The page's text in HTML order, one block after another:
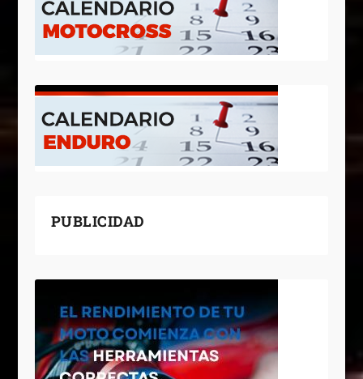
PUBLICIDAD